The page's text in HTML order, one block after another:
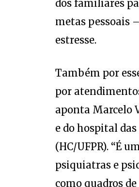
metas pessoais
estresse.
por
aponta Marcelo
e do hospital
(HC/UFPR). “É
psiquiatras e
como quadros de